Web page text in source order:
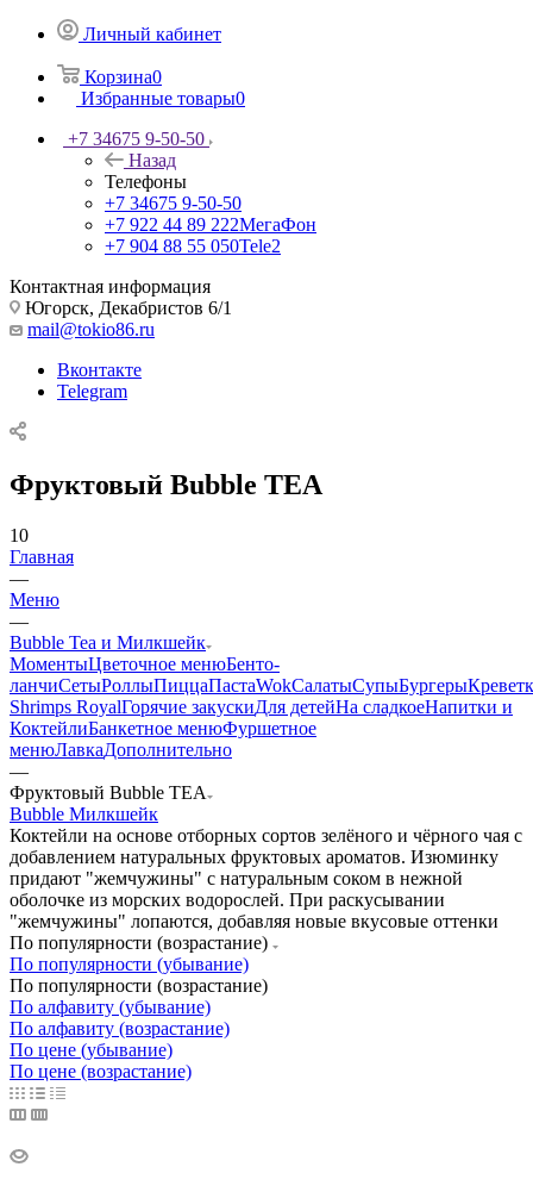
Личный кабинет
Корзина0
Избранные товары0
+7 34675 9-50-50
Назад
Телефоны
+7 34675 9-50-50
+7 922 44 89 222МегаФон
+7 904 88 55 050Tele2
Контактная информация
Югорск, Декабристов 6/1
mail@tokio86.ru
Вконтакте
Telegram
Фруктовый Bubble TEA
10
Главная
—
Меню
—
Bubble Tea и Милкшейк
МоментыЦветочное менюБенто-
ланчиСетыРоллыПиццаПастаWokСалатыСупыБургеры
Shrimps RoyalГорячие закускиДля детейНа сладкоеНапитки и
КоктейлиБанкетное менюФуршетное
менюЛавкаДополнительно
—
Фруктовый Bubble TEA
Bubble Милкшейк
Коктейли на основе отборных сортов зелёного и чёрного чая с
добавлением натуральных фруктовых ароматов. Изюминку
придают "жемчужины" с натуральным соком в нежной
оболочке из морских водорослей. При раскусывании
"жемчужины" лопаются, добавляя новые вкусовые оттенки
По популярности (возрастание)
По популярности (убывание)
По популярности (возрастание)
По алфавиту (убывание)
По алфавиту (возрастание)
По цене (убывание)
По цене (возрастание)